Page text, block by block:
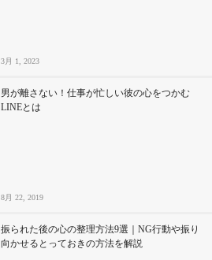
3月 1, 2023
男が離さない！仕事が忙しい彼の心をつかむ
LINEとは
8月 22, 2019
振られた後の心の整理方法9選｜NG行動や振り
向かせるとっておきの方法を解説